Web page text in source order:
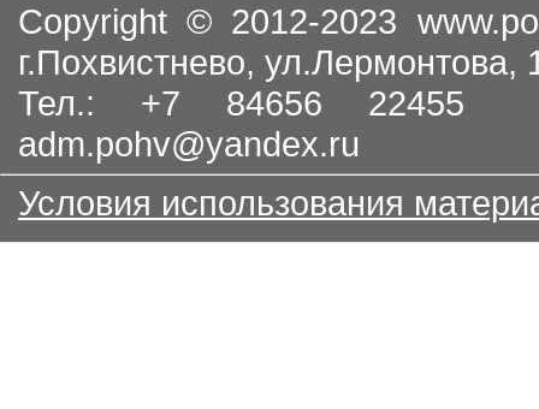
Copyright © 2012-2023
г.Похвистнево, ул.Лермонтова,
Тел.: +7 84656
adm.pohv@yandex.ru
Условия использования